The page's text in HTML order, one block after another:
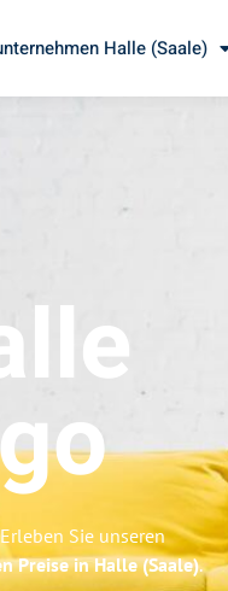
Halle (Saale)
Sie unseren
Preise in Halle (Saale).